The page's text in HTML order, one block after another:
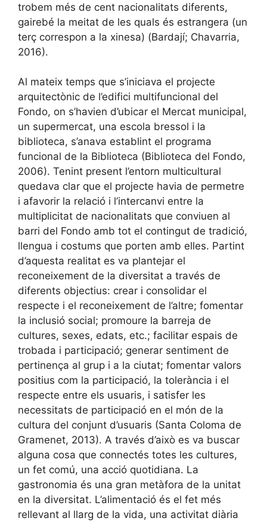
trobem més de cent nacionalitats diferents,
gairebé la meitat de les quals és estrangera (un
terç correspon a la xinesa) (Bardají; Chavarria,
2016).
Al mateix temps que s’iniciava el projecte
arquitectònic de l’edifici multifuncional del
Fondo, on s’havien d’ubicar el Mercat municipal,
un supermercat, una escola bressol i la
biblioteca, s’anava establint el programa
funcional de la Biblioteca (Biblioteca del Fondo,
2006). Tenint present l’entorn multicultural
quedava clar que el projecte havia de permetre
i afavorir la relació i l’intercanvi entre la
multiplicitat de nacionalitats que conviuen al
barri del Fondo amb tot el contingut de tradició,
llengua i costums que porten amb elles. Partint
d’aquesta realitat es va plantejar el
reconeixement de la diversitat a través de
diferents objectius: crear i consolidar el
respecte i el reconeixement de l’altre; fomentar
la inclusió social; promoure la barreja de
cultures, sexes, edats, etc.; facilitar espais de
trobada i participació; generar sentiment de
pertinença al grup i a la ciutat; fomentar valors
positius com la participació, la tolerància i el
respecte entre els usuaris, i satisfer les
necessitats de participació en el món de la
cultura del conjunt d’usuaris (Santa Coloma de
Gramenet, 2013). A través d’això es va buscar
alguna cosa que connectés totes les cultures,
un fet comú, una acció quotidiana. La
gastronomia és una gran metàfora de la unitat
en la diversitat. L’alimentació és el fet més
rellevant al llarg de la vida, una activitat diària